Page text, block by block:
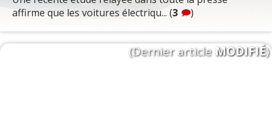
affirme que les voitures électriqu... (3 )
(Dernier articleMODIFIÉ)